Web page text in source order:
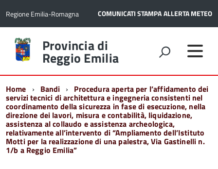
Regione Emilia-Romagna COMUNICATI STAMPAALLERTA METEO
Torna
alla
home
Provincia di
Reggio Emilia
Home Bandi Procedura aperta per l’affidamento dei
servizi tecnici di architettura e ingegneria consistenti nel
coordinamento della sicurezza in fase di esecuzione, nella
direzione dei lavori, misura e contabilità, liquidazione,
assistenza al collaudo e assistenza archeologica,
relativamente all’intervento di “Ampliamento dell’Istituto
Motti per la realizzazione di una palestra, Via Gastinelli n.
1/b a Reggio Emilia”